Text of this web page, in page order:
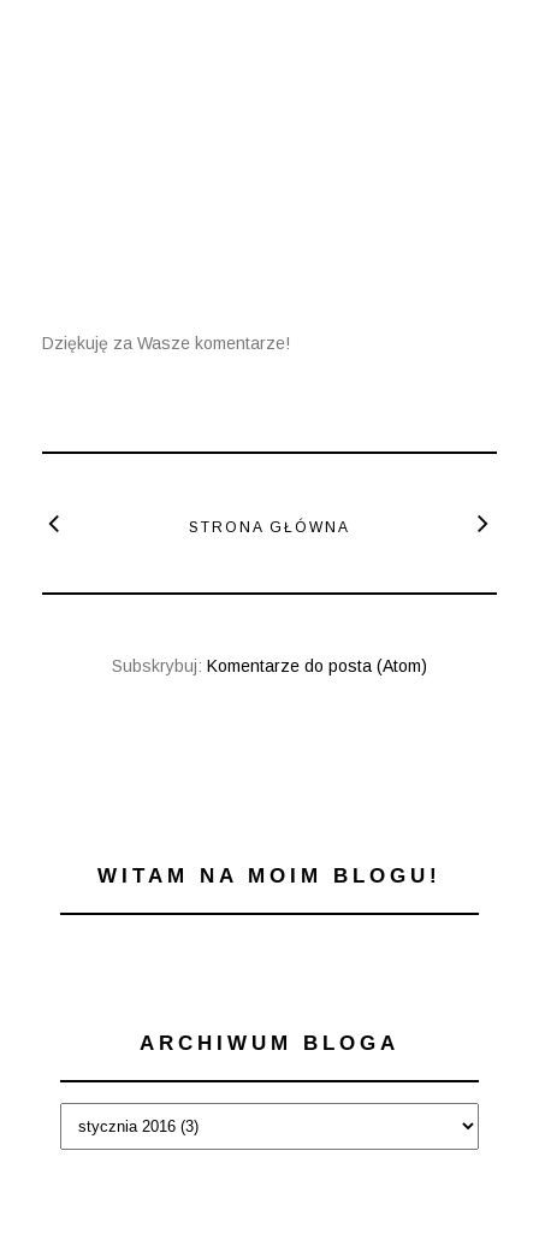
Dziękuję za Wasze komentarze!
STRONA GŁÓWNA
Subskrybuj: Komentarze do posta (Atom)
WITAM NA MOIM BLOGU!
ARCHIWUM BLOGA